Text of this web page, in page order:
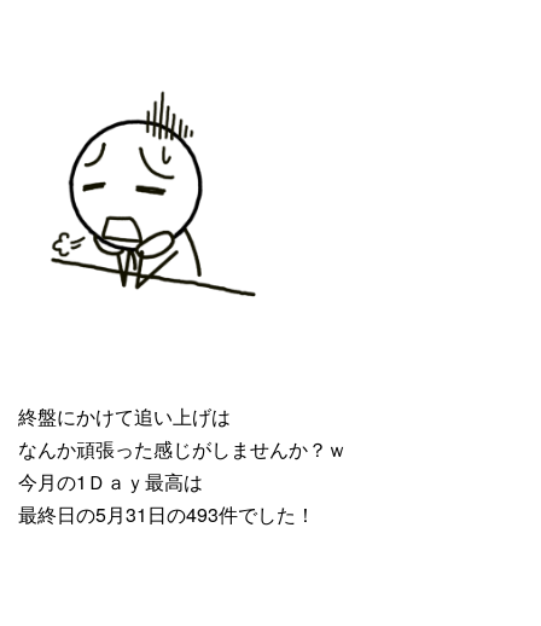
終盤にかけて追い上げは
なんか頑張った感じがしませんか？ｗ
今月の1Ｄａｙ最高は
最終日の5月31日の493件でした！